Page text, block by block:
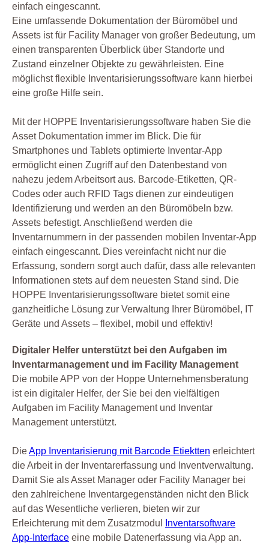
einfach eingescannt.
Eine umfassende Dokumentation der Büromöbel und
Assets ist für Facility Manager von großer Bedeutung, um
einen transparenten Überblick über Standorte und
Zustand einzelner Objekte zu gewährleisten. Eine
möglichst flexible Inventarisierungssoftware kann hierbei
eine große Hilfe sein.
Mit der HOPPE Inventarisierungssoftware haben Sie die
Asset Dokumentation immer im Blick. Die für
Smartphones und Tablets optimierte Inventar-App
ermöglicht einen Zugriff auf den Datenbestand von
nahezu jedem Arbeitsort aus. Barcode-Etiketten, QR-
Codes oder auch RFID Tags dienen zur eindeutigen
Identifizierung und werden an den Büromöbeln bzw.
Assets befestigt. Anschließend werden die
Inventarnummern in der passenden mobilen Inventar-App
einfach eingescannt. Dies vereinfacht nicht nur die
Erfassung, sondern sorgt auch dafür, dass alle relevanten
Informationen stets auf dem neuesten Stand sind. Die
HOPPE Inventarisierungssoftware bietet somit eine
ganzheitliche Lösung zur Verwaltung Ihrer Büromöbel, IT
Geräte und Assets – flexibel, mobil und effektiv!
Digitaler Helfer unterstützt bei den Aufgaben im
Inventarmanagement und im Facility Management
Die mobile APP von der Hoppe Unternehmensberatung
ist ein digitaler Helfer, der Sie bei den vielfältigen
Aufgaben im Facility Management und Inventar
Management unterstützt.
DieApp Inventarisierung mit Barcode Etiektten erleichtert
die Arbeit in der Inventarerfassung und Inventverwaltung.
Damit Sie als Asset Manager oder Facility Manager bei
den zahlreichene Inventargegenständen nicht den Blick
auf das Wesentliche verlieren, bieten wir zur
Erleichterung mit dem Zusatzmodul
Inventarsoftware
App-Interface eine mobile Datenerfassung via App an.